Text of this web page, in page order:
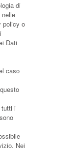
di
policy o
Dati
caso
i
Nei